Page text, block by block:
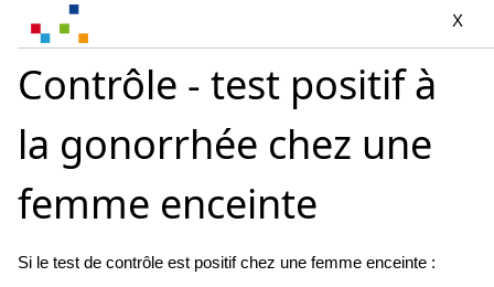
X
Contrôle - test positif à
la gonorrhée chez une
femme enceinte
Si le test de contrôle est positif chez une femme enceinte :